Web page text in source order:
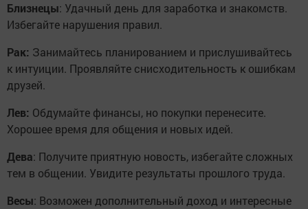
Близнецы: Удачный день для заработка и знакомств.
Избегайте нарушения правил.
Рак: Занимайтесь планированием и прислушивайтесь
к интуиции. Проявляйте снисходительность к ошибкам
друзей.
Лев: Обдумайте финансы, но покупки перенесите.
Хорошее время для общения и новых идей.
Дева: Получите приятную новость, избегайте сложных
тем в общении. Увидите результаты прошлого труда.
Весы: Возможен дополнительный доход и интересные